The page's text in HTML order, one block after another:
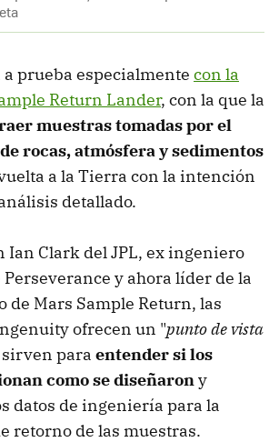
a prueba especialmente con la
Return Lander, con la que la
muestras tomadas por el
rocas, atmósfera y sedimentos
a la Tierra con la intención
detallado.
Ian Clark del JPL, ex ingeniero
Perseverance y ahora líder de la
de Mars Sample Return, las
ofrecen un "punto de vista
sirven para entender si los
como se diseñarony
datos de ingeniería para la
retorno de las muestras.